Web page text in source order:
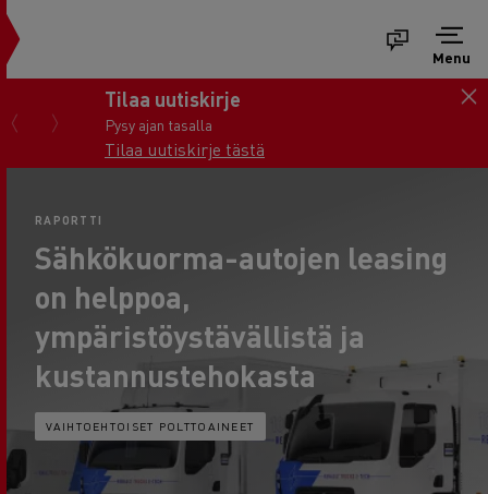
Menu
Tilaa uutiskirje
Pysy ajan tasalla
Tilaa uutiskirje tästä
RAPORTTI
Sähkökuorma-autojen leasing
on helppoa,
ympäristöystävällistä ja
kustannustehokasta
VAIHTOEHTOISET POLTTOAINEET